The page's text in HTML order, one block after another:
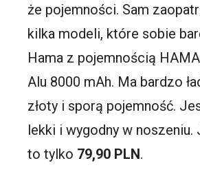
że pojemności. Sam
kilka modeli, które sobie
Hama z pojemnością
Alu 8000 mAh. Ma bardzo
złoty i sporą pojemność.
lekki i wygodny w
to tylko 79,90 PLN.